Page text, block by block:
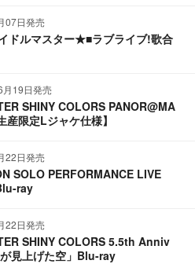
07日発売
ドルマスター★■ラブライブ!歌合
19日発売
SHINY COLORS PANOR@MA
限定Lジャケ仕様】
22日発売
SOLO PERFORMANCE LIVE
ray
22日発売
SHINY COLORS 5.5th Anniv
見上げた空」Blu-ray